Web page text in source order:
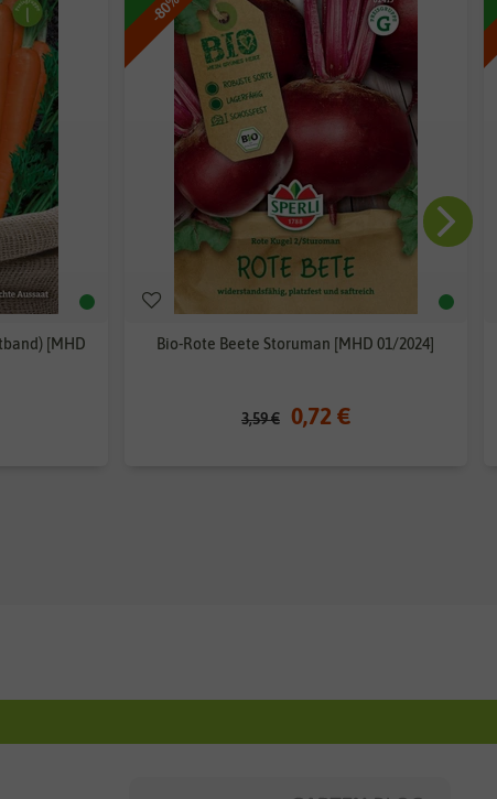
[MHD
-80%
Bio-Rote Beete Storuman [MHD 01/2024]
3,59 € 0,72 €